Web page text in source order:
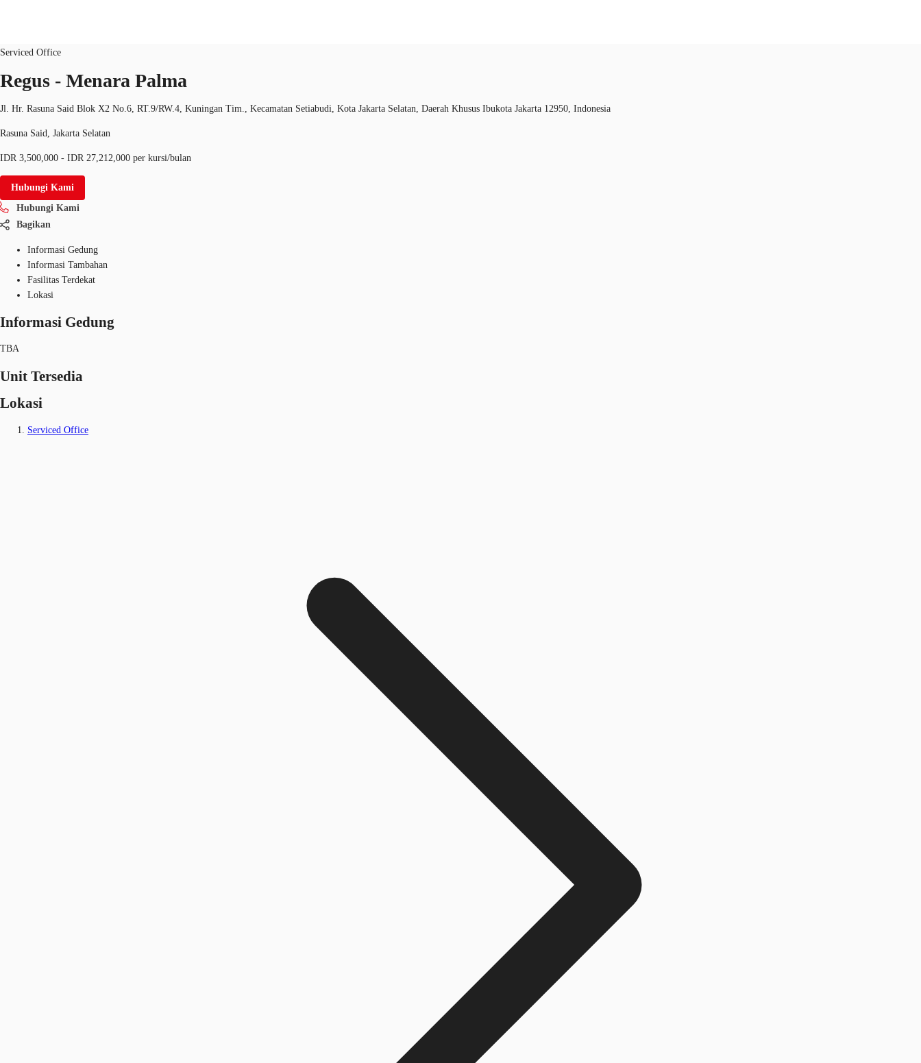
Ruang Kantor Ruang Kerja Fleksibel
+62 21 29223888 Hubungi Kami
Serviced Office
Regus - Menara Palma
Jl. Hr. Rasuna Said Blok X2 No.6, RT.9/RW.4, Kuningan Tim., Kecamatan Setiabudi, Kota Jakarta Selatan, Daerah Khusus Ibukota Jakarta 12950, Indonesia
Rasuna Said, Jakarta Selatan
IDR 3,500,000 - IDR 27,212,000 per kursi/bulan
Hubungi Kami
Hubungi Kami
Bagikan
Informasi Gedung
Informasi Tambahan
Fasilitas Terdekat
Lokasi
Informasi Gedung
TBA
Unit Tersedia
Lokasi
Serviced Office